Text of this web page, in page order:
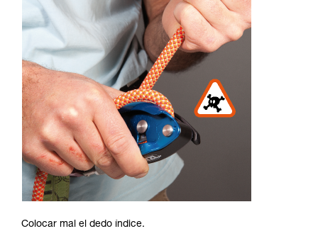
Colocar mal el dedo índice.